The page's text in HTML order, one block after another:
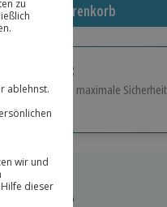
In den Warenkorb
Geschenk:
Flexibilität und maximale Sicherheit
für alle Erlebnisse einlösbar.
Warenkorb